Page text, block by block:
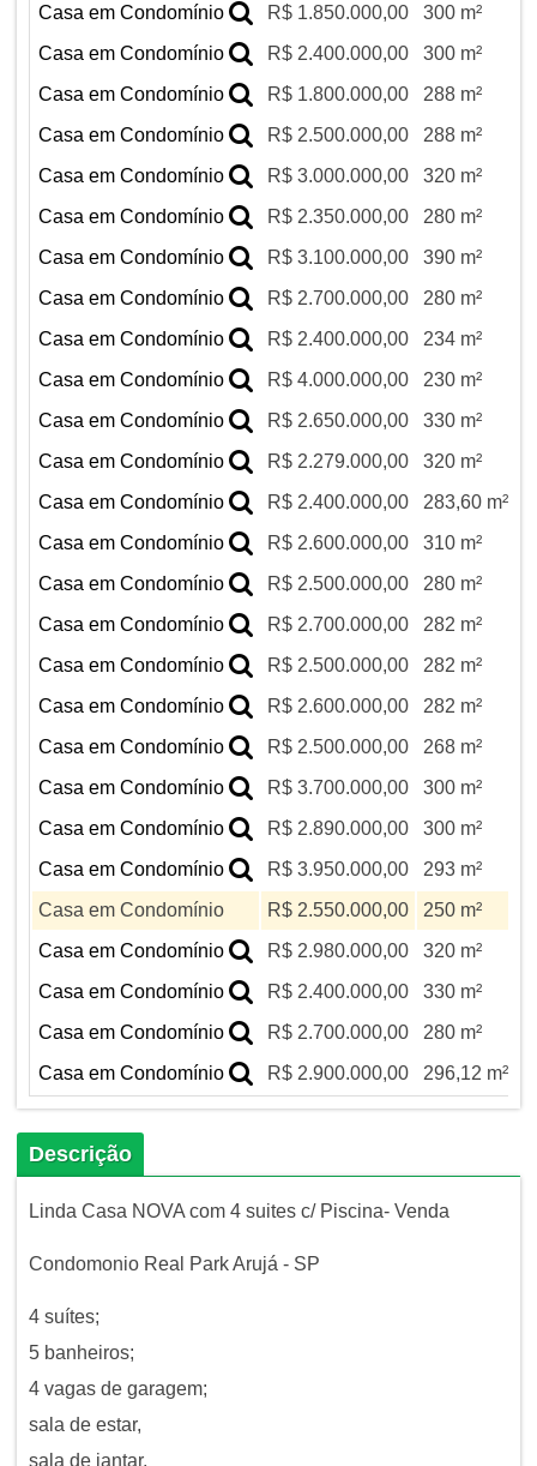
Casa em Condomínio
R$ 1.850.000,00
300 m²
Casa em Condomínio
R$ 2.400.000,00
300 m²
Casa em Condomínio
R$ 1.800.000,00
288 m²
Casa em Condomínio
R$ 2.500.000,00
288 m²
Casa em Condomínio
R$ 3.000.000,00
320 m²
Casa em Condomínio
R$ 2.350.000,00
280 m²
Casa em Condomínio
R$ 3.100.000,00
390 m²
Casa em Condomínio
R$ 2.700.000,00
280 m²
Casa em Condomínio
R$ 2.400.000,00
234 m²
Casa em Condomínio
R$ 4.000.000,00
230 m²
Casa em Condomínio
R$ 2.650.000,00
330 m²
Casa em Condomínio
R$ 2.279.000,00
320 m²
Casa em Condomínio
R$ 2.400.000,00
283,60 m²
Casa em Condomínio
R$ 2.600.000,00
310 m²
Casa em Condomínio
R$ 2.500.000,00
280 m²
Casa em Condomínio
R$ 2.700.000,00
282 m²
Casa em Condomínio
R$ 2.500.000,00
282 m²
Casa em Condomínio
R$ 2.600.000,00
282 m²
Casa em Condomínio
R$ 2.500.000,00
268 m²
Casa em Condomínio
R$ 3.700.000,00
300 m²
Casa em Condomínio
R$ 2.890.000,00
300 m²
Casa em Condomínio
R$ 3.950.000,00
293 m²
Casa em Condomínio
R$ 2.550.000,00
250 m²
Casa em Condomínio
R$ 2.980.000,00
320 m²
Casa em Condomínio
R$ 2.400.000,00
330 m²
Casa em Condomínio
R$ 2.700.000,00
280 m²
Casa em Condomínio
R$ 2.900.000,00 296,12 m²
Descrição
Linda Casa NOVA com 4 suites c/ Piscina- Venda
Condomonio Real Park Arujá - SP
4 suítes;
5 banheiros;
4 vagas de garagem;
sala de estar,
sala de jantar,